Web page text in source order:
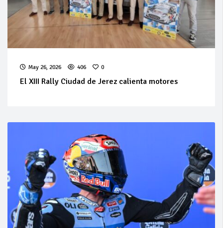
May 26, 2026 406 0
El XIII Rally Ciudad de Jerez calienta motores